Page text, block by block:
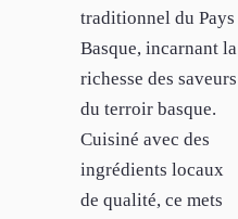
traditionnel du Pays
Basque, incarnant la
richesse des saveurs
du terroir basque.
Cuisiné avec des
ingrédients locaux
de qualité, ce mets